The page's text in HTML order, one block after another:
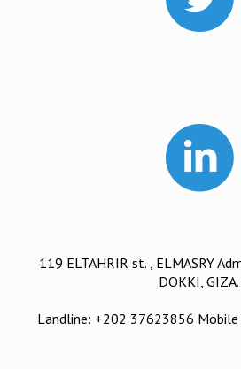
119 ELTAHRIR st. , ELMASRY
DOKKI, GIZA.
Landline: +202 37623856